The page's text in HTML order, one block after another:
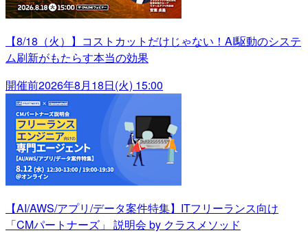
【8/18（火）】コストカットだけじゃない！AI駆動のシステ
ム刷新がもたらす本当の効果
開催前2026年8月18日(火) 15:00
【AI/AWS/アプリ/データ案件特集】ITフリーランス向け
「CMパートナーズ」 説明会 by クラスメソッド